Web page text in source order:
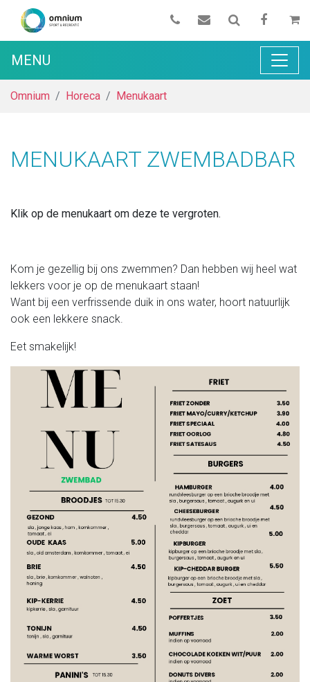
MENU
Omnium Horeca Menukaart
MENUKAART ZWEMBADBAR
Klik op de menukaart om deze te vergroten.
Kom je gezellig bij ons zwemmen? Dan hebben wij heel wat
lekkers voor je op de menukaart staan!
Want bij een verfrissende duik in ons water, hoort natuurlijk
ook een lekkere snack.
Eet smakelijk!